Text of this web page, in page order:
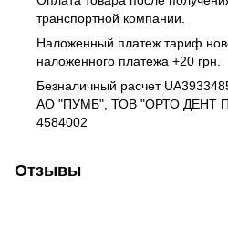
транспортной компании.
Наложенный платеж тариф
наложенного платежа +20 грн.
Безналичный расчет
АО "ПУМБ", ТОВ "ОРТО ДЕНТ
4584002
Отзывы